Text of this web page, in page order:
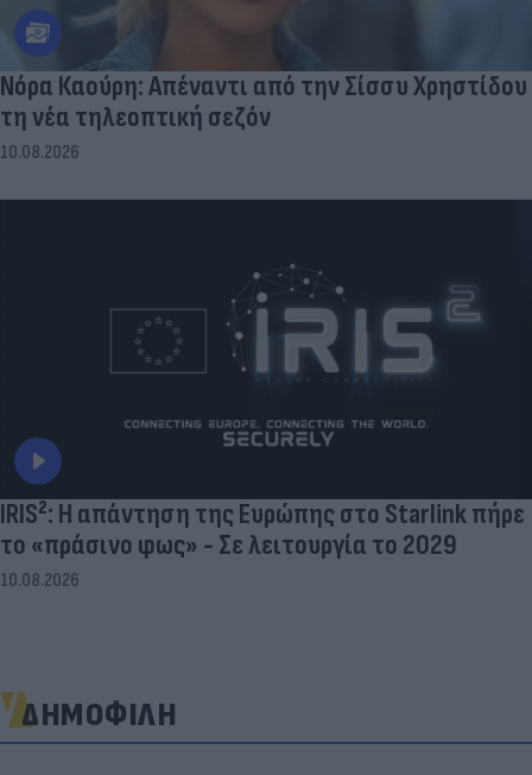
Νόρα Καούρη: Απέναντι από την Σίσσυ Χρηστίδου
τη νέα τηλεοπτική σεζόν
10.08.2026
IRIS²: Η απάντηση της Ευρώπης στο Starlink πήρε
το «πράσινο φως» - Σε λειτουργία το 2029
10.08.2026
ΔΗΜΟΦΙΛΗ